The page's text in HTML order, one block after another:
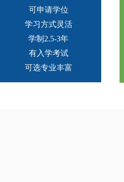
可申请学位
学习方式灵活
学制2.5-3年
有入学考试
可选专业丰富